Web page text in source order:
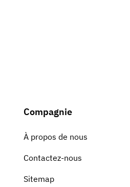
Compagnie
À propos de nous
Contactez-nous
Sitemap